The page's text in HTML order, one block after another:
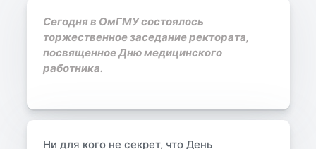
Сегодня в ОмГМУ состоялось
торжественное заседание ректората,
посвященное Дню медицинского
работника.
Ни для кого не секрет, что День